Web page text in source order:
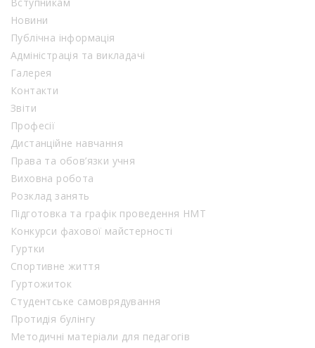
Вступникам
Новини
Публічна інформація
Адміністрація та викладачі
Галерея
Контакти
Звіти
Професії
Дистанційне навчання
Права та обов’язки учня
Виховна робота
Розклад занять
Підготовка та графік проведення НМТ
Конкурси фахової майстерності
Гуртки
Спортивне життя
Гуртожиток
Студентське самоврядування
Протидія булінгу
Методичні матеріали для педагогів